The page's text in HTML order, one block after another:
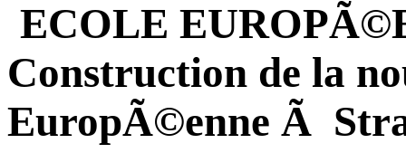
ECOLE
Construction de la
EuropÃ©enne Ã